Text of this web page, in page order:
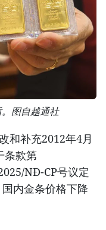
图自越通社
和补充2012年4月
条款第
NĐ-CP号议定
内金条价格下降